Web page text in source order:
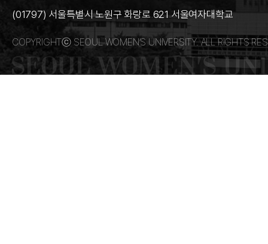
(01797) 서울특별시 노원구 화랑로 621 서울여자대학교
COPYRIGHTⓒ SEOUL WOMEN’S UNIVERSITY. ALL RIGHTS